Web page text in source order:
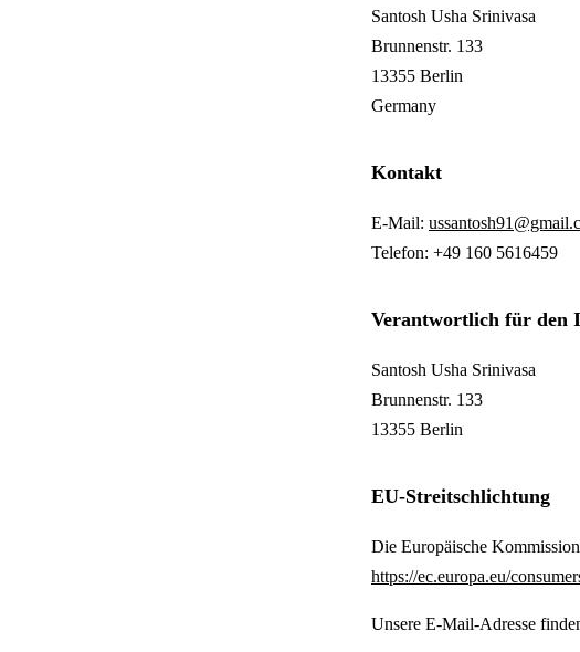
Santosh Usha Srinivasa
Brunnenstr. 133
13355 Berlin
Germany
Kontakt
E-Mail:
Telefon: +49 160 5616459
Verantwortlich für den
Santosh Usha Srinivasa
Brunnenstr. 133
13355 Berlin
EU-Streitschlichtung
Die Europäische
https://ec.europa.eu/
Unsere E-Mail-Adresse